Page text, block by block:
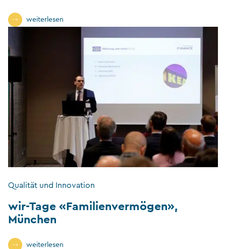
weiterlesen
Qualität und Innovation
wir-Tage «Familienvermögen»,
München
weiterlesen